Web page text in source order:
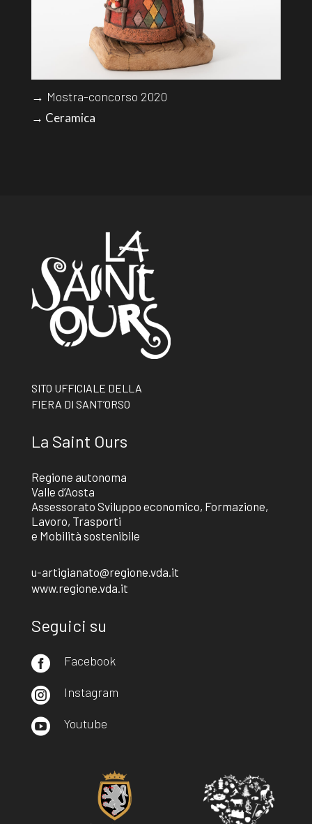
→ Mostra-concorso 2020
→ Ceramica
SITO UFFICIALE DELLA
FIERA DI SANT’ORSO
La Saint Ours
Regione autonoma
Valle d’Aosta
Assessorato Sviluppo economico, Formazione,
Lavoro, Trasporti
e Mobilità sostenibile
u-artigianato@regione.vda.it
www.regione.vda.it
Seguici su
 Facebook
 Instagram
 Youtube